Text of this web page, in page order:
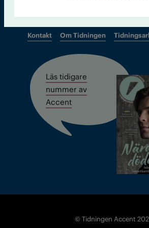
Kontakt Om Tidningen
Läs tidigare
nummer av
Accent
© Tidningen Accent